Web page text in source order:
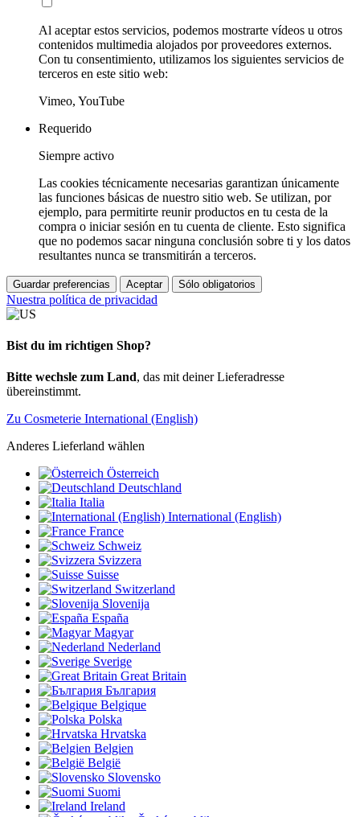
Al aceptar estos servicios, podemos mostrarte vídeos u otros
contenidos multimedia alojados por proveedores externos.
Con tu consentimiento, utilizamos los siguientes servicios de
terceros en este sitio web:
Vimeo, YouTube
Requerido
Siempre activo
Las cookies técnicamente necesarias garantizan únicamente
las funciones básicas de nuestro sitio web. Se utilizan, por
ejemplo, para permitirte reunir productos en tu cesta de la
compra o iniciar sesión en tu cuenta de cliente. Esto significa
que no podemos sacar ninguna conclusión sobre ti y los datos
resultantes nunca se transmitirán a terceros.
Guardar preferencias Aceptar Sólo obligatorios
Nuestra política de privacidad
Bist du im richtigen Shop?
Bitte wechsle zum Land, das mit deiner Lieferadresse
übereinstimmt.
Zu Cosmeterie International (English)
Anderes Lieferland wählen
Österreich
Deutschland
Italia
International (English)
France
Schweiz
Svizzera
Suisse
Switzerland
Slovenija
España
Magyar
Nederland
Sverige
Great Britain
България
Belgique
Polska
Hrvatska
Belgien
België
Slovensko
Suomi
Ireland